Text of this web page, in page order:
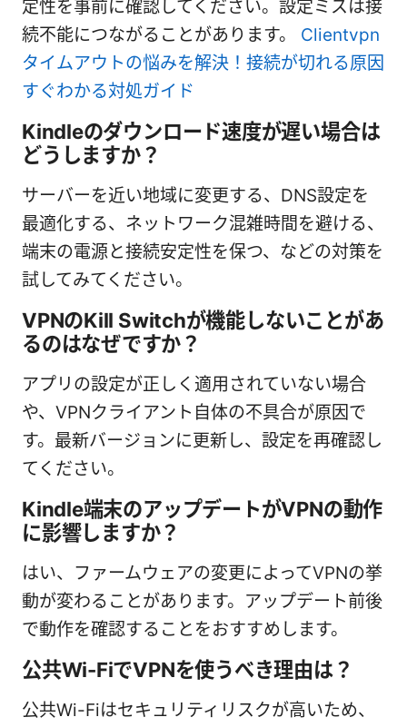
定性を事前に確認してください。設定ミスは接
続不能につながることがあります。 Clientvpn
タイムアウトの悩みを解決！接続が切れる原因
すぐわかる対処ガイド
Kindleのダウンロード速度が遅い場合は
どうしますか？
サーバーを近い地域に変更する、DNS設定を
最適化する、ネットワーク混雑時間を避ける、
端末の電源と接続安定性を保つ、などの対策を
試してみてください。
VPNのKill Switchが機能しないことがあ
るのはなぜですか？
アプリの設定が正しく適用されていない場合
や、VPNクライアント自体の不具合が原因で
す。最新バージョンに更新し、設定を再確認し
てください。
Kindle端末のアップデートがVPNの動作
に影響しますか？
はい、ファームウェアの変更によってVPNの挙
動が変わることがあります。アップデート前後
で動作を確認することをおすすめします。
公共Wi-FiでVPNを使うべき理由は？
公共Wi-Fiはセキュリティリスクが高いため、